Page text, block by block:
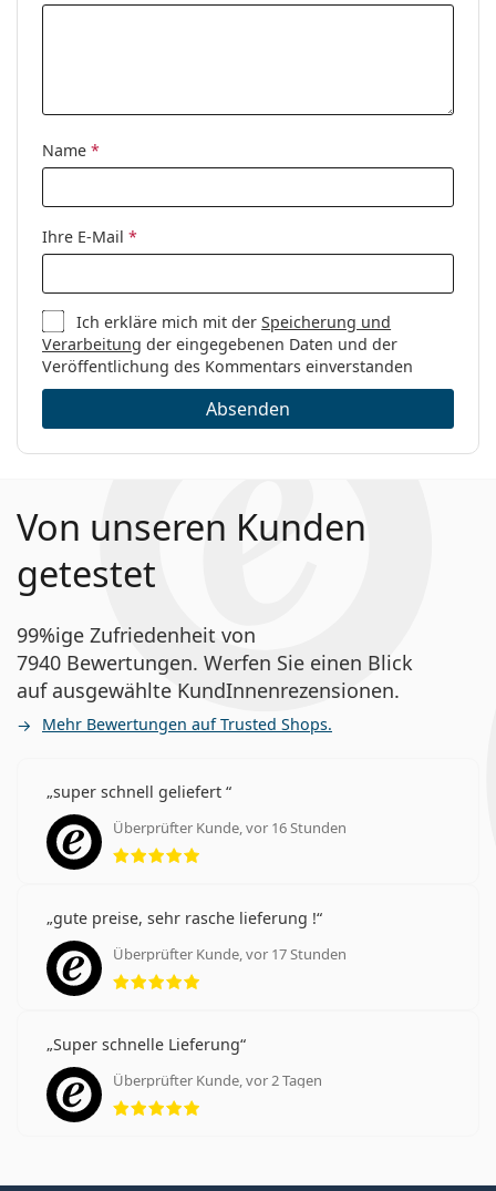
Name *
Ihre E-Mail *
Ich erkläre mich mit derSpeicherung und
Verarbeitung der eingegebenen Daten und der
Veröffentlichung des Kommentars einverstanden
Absenden
Von unseren Kunden
getestet
99%ige Zufriedenheit von
7940 Bewertungen. Werfen Sie einen Blick
auf ausgewählte KundInnenrezensionen.
Mehr Bewertungen auf Trusted Shops.
super schnell geliefert
Überprüfter Kunde, vor 16 Stunden
Bewertung 5 aus 5
gute preise, sehr rasche lieferung !
Überprüfter Kunde, vor 17 Stunden
Bewertung 5 aus 5
Super schnelle Lieferung
Überprüfter Kunde, vor 2 Tagen
Bewertung 5 aus 5